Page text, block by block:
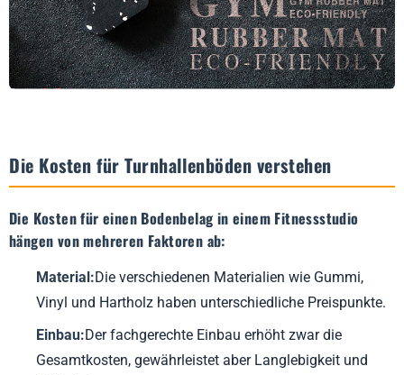
Fitnessstudio aus?
2. Welche Rabatte oder Sonderaktionen bietet Leadman Fitness
an?
3. Was sind die Vorteile eines professionellen Einbauservices?
Die Kosten für Turnhallenböden verstehen
Die Kosten für einen Bodenbelag in einem Fitnessstudio
hängen von mehreren Faktoren ab:
Material:Die verschiedenen Materialien wie Gummi,
Vinyl und Hartholz haben unterschiedliche Preispunkte.
Einbau:Der fachgerechte Einbau erhöht zwar die
Gesamtkosten, gewährleistet aber Langlebigkeit und